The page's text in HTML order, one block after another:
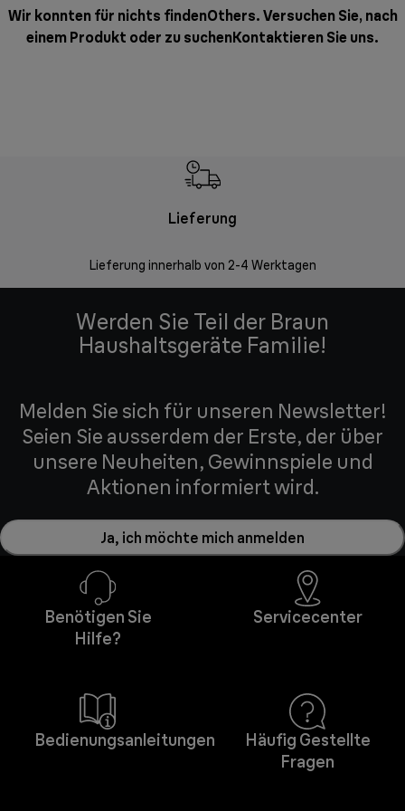
Wir konnten für nichts findenOthers. Versuchen Sie, nach
einem Produkt oder zu suchenKontaktieren Sie uns.
Lieferung
Lieferung innerhalb von 2-4 Werktagen
Werden Sie Teil der Braun
Haushaltsgeräte Familie!
Melden Sie sich für unseren Newsletter!
Seien Sie ausserdem der Erste, der über
unsere Neuheiten, Gewinnspiele und
Aktionen informiert wird.
Ja, ich möchte mich anmelden
Benötigen Sie
Hilfe?
Servicecenter
Bedienungsanleitungen
Häufig Gestellte
Fragen